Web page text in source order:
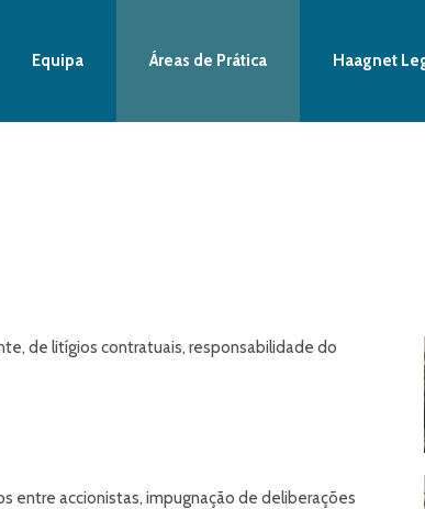
Equipa Áreas de Prática Haagnet
de litígios contratuais, responsabilidade do
entre accionistas, impugnação de deliberações